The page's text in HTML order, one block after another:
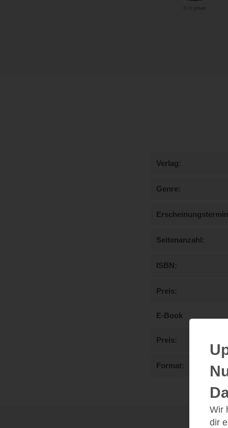
© © privat
Verlag
Genre
Erscheinungstermin
Seitenanzahl
ISBN
Preis
E-Book
Preis
Format
Wir
dir